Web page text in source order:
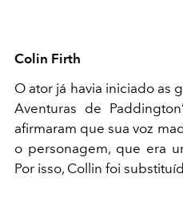
Colin Firth
O ator já havia iniciado as
Aventuras de
afirmaram que sua voz
o personagem, que era
Por isso, Collin foi